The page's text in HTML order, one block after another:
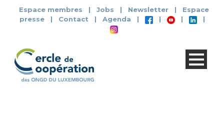
Espace membres | Jobs | Newsletter |
Espace
presse
| Contact | Agenda | | | |